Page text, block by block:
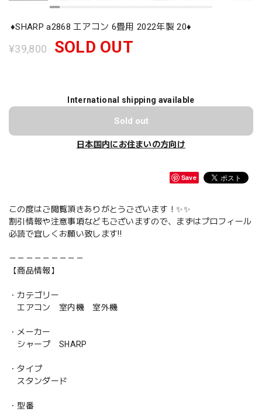
♦️SHARP a2868 エアコン 6畳用 2022年製 20♦️
¥39,800 SOLD OUT
International shipping available
Sold out
日本国内にお住まいの方向け
Save
この度はご閲覧頂きありがとうございます！✨✨
割引情報や注意事項などもございますので、まずはプロフィール
必読で宜しくお願い致します‼️
－－－－－－－－－
【商品情報】
・カテゴリー
エアコン 室内機 室外機
・メーカー
シャープ SHARP
・タイプ
スタンダード
・型番